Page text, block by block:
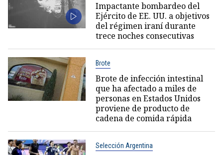
Impactante bombardeo del
Ejército de EE. UU. a objetivos
del régimen iraní durante
trece noches consecutivas
Brote
Brote de infección intestinal
que ha afectado a miles de
personas en Estados Unidos
proviene de producto de
cadena de comida rápida
Selección Argentina